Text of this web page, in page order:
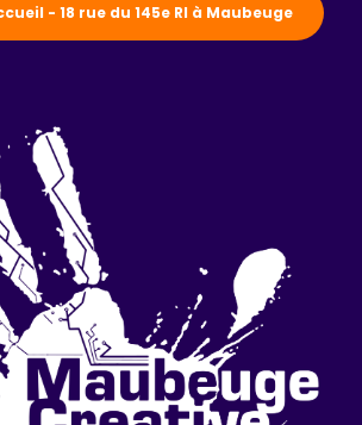
- 18 rue du 145e RI à Maubeuge